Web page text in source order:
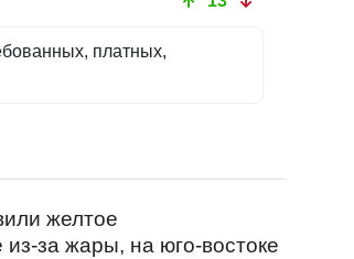
платных,
желтое
за жары, на юго-востоке